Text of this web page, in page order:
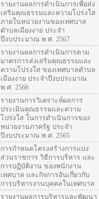
รายงานผลการดำเนินการเพื่อส่ง
เสริมคุณธรรมและความโปร่งใส
ภายในหน่วยงานของเทศบาล
ตำบลเมืองงาย ประจำ
ปีงบประมาณ พ.ศ. 2567
รายงานผลการดำเนินการตาม
มาตรการส่งเสริมคุณธรรมและ
ความโปร่งใส ของเทศบาลตำบล
เมืองงาย ประจำปีงบประมาณ
พ.ศ. 2566
รายงานการวิเคราะห์ผลการ
ประเมินคุณธรรมและความ
โปร่งใส ในการดำเนินการของ
หน่วยงานภาครัฐ ประจำ
ปีงบประมาณ พ.ศ. 2565
การกำหนดโครงสร้างการแบ่ง
ส่วนราชการ วิธีการบริหาร และ
การปฏิบัติงาน ของพนักงาน
เทศบาล และกิจการอันเกี่ยวกับ
การบริหารงานบุคคลในเทศบาล
รายงานผลการบริหารและพัฒนา